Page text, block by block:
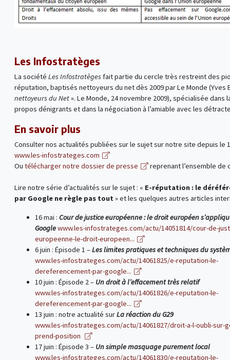
Les Infostratèges
La société Les Infostratèges fait partie du cercle très restreint des
réputation, baptisés nettoyeurs du net dès 2009 par Le Monde (Yves
nettoyeurs du Net». Le Monde, 24 novembre 2009), spécialisée dans
propos dénigrants et dans la négociation à l’amiable avec les
En savoir plus
Consulter nos actualités publiées sur le sujet sur notre site depuis le
www.les-infostrateges.com
Ou télécharger notre dossier de presse reprenant l’ensemble de
Lire notre série d’actualités sur le sujet : « E-réputation : le
par Google ne règle pas tout » et les quelques autres articles
16 mai : Cour de justice européenne : le droit européen
Googlewww.les-infostrateges.com/actu/14051814/cour-de-
europeenne-le-droit-europeen...
6 juin : Épisode 1 –Les limites pratiques et techniques du
www.les-infostrateges.com/actu/14061825/e-reputation-le-
dereferencement-par-google...
10 juin : Épisode 2 – Un droit à l’effacement très relatif
www.les-infostrateges.com/actu/14061826/e-reputation-le-
dereferencement-par-google...
13 juin : notre actualité surLa réaction du G29
www.les-infostrateges.com/actu/14061827/droit-a-l-oubli-sur-
prend-position
17 juin : Épisode 3 – Un simple masquage purement local
www.les-infostrateges.com/actu/14061830/e-reputation-le-